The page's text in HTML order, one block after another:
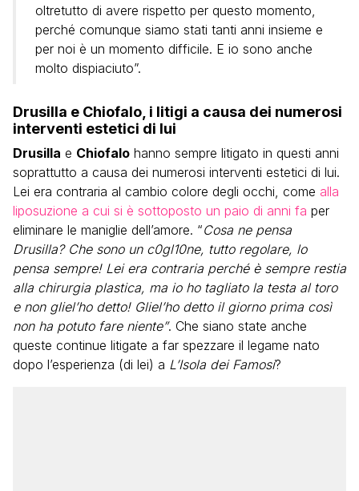
oltretutto di avere rispetto per questo momento,
perché comunque siamo stati tanti anni insieme e
per noi è un momento difficile. E io sono anche
molto dispiaciuto”.
Drusilla e Chiofalo, i litigi a causa dei numerosi
interventi estetici di lui
Drusilla e Chiofalo hanno sempre litigato in questi anni
soprattutto a causa dei numerosi interventi estetici di lui.
Lei era contraria al cambio colore degli occhi, come alla
liposuzione a cui si è sottoposto un paio di anni fa per
eliminare le maniglie dell’amore. “Cosa ne pensa
Drusilla? Che sono un c0gl10ne, tutto regolare, lo
pensa sempre! Lei era contraria perché è sempre restia
alla chirurgia plastica, ma io ho tagliato la testa al toro
e non gliel’ho detto! Gliel’ho detto il giorno prima così
non ha potuto fare niente”. Che siano state anche
queste continue litigate a far spezzare il legame nato
dopo l’esperienza (di lei) a L’Isola dei Famosi?